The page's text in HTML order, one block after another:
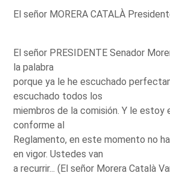
El señor MORERA CATALÀ
El señor PRESIDENTE Senador
la palabra
porque ya le he escuchado
escuchado todos los
miembros de la comisión. Y le estoy
conforme al
Reglamento, en este momento no
en vigor. Ustedes van
a recurrir... (El señor Morera Català